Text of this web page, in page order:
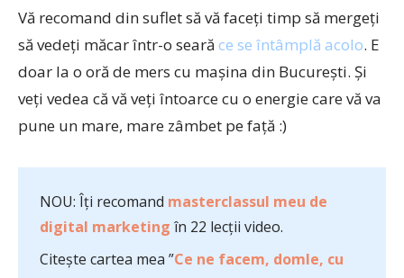
Vă recomand din suflet să vă faceți timp să mergeți
să vedeți măcar într-o seară ce se întâmplă acolo. E
doar la o oră de mers cu mașina din București. Și
veți vedea că vă veți întoarce cu o energie care vă va
pune un mare, mare zâmbet pe față :)
NOU: Îți recomand masterclassul meu de
digital marketing în 22 lecții video.
Citește cartea mea ”Ce ne facem, domle, cu